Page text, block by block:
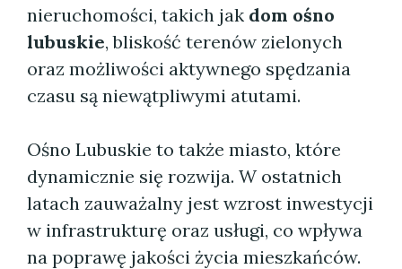
nieruchomości, takich jak dom ośno
lubuskie, bliskość terenów zielonych
oraz możliwości aktywnego spędzania
czasu są niewątpliwymi atutami.
Ośno Lubuskie to także miasto, które
dynamicznie się rozwija. W ostatnich
latach zauważalny jest wzrost inwestycji
w infrastrukturę oraz usługi, co wpływa
na poprawę jakości życia mieszkańców.